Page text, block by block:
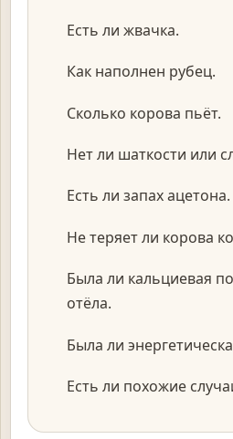
Есть ли жвачка.
Как наполнен рубец.
Сколько корова пьёт.
Нет ли шаткости или
Есть ли запах ацетона.
Не теряет ли корова
Была ли кальциевая
отёла.
Была ли
Есть ли похожие